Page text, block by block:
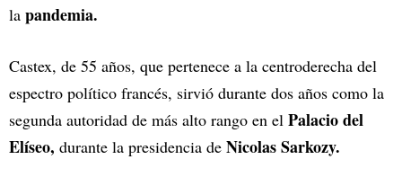
la pandemia.
Castex, de 55 años, que pertenece a la centroderecha del
espectro político francés, sirvió durante dos años como la
segunda autoridad de más alto rango en el Palacio del
Elíseo, durante la presidencia de Nicolas Sarkozy.